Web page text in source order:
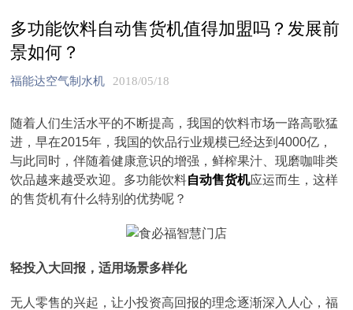
多功能饮料自动售货机值得加盟吗？发展前
景如何？
福能达空气制水机 2018/05/18
随着人们生活水平的不断提高，我国的饮料市场一路高歌猛
进，早在2015年，我国的饮品行业规模已经达到4000亿，
与此同时，伴随着健康意识的增强，鲜榨果汁、现磨咖啡类
饮品越来越受欢迎。多功能饮料自动售货机应运而生，这样
的售货机有什么特别的优势呢？
轻投入大回报，适用场景多样化
无人零售的兴起，让小投资高回报的理念逐渐深入人心，福